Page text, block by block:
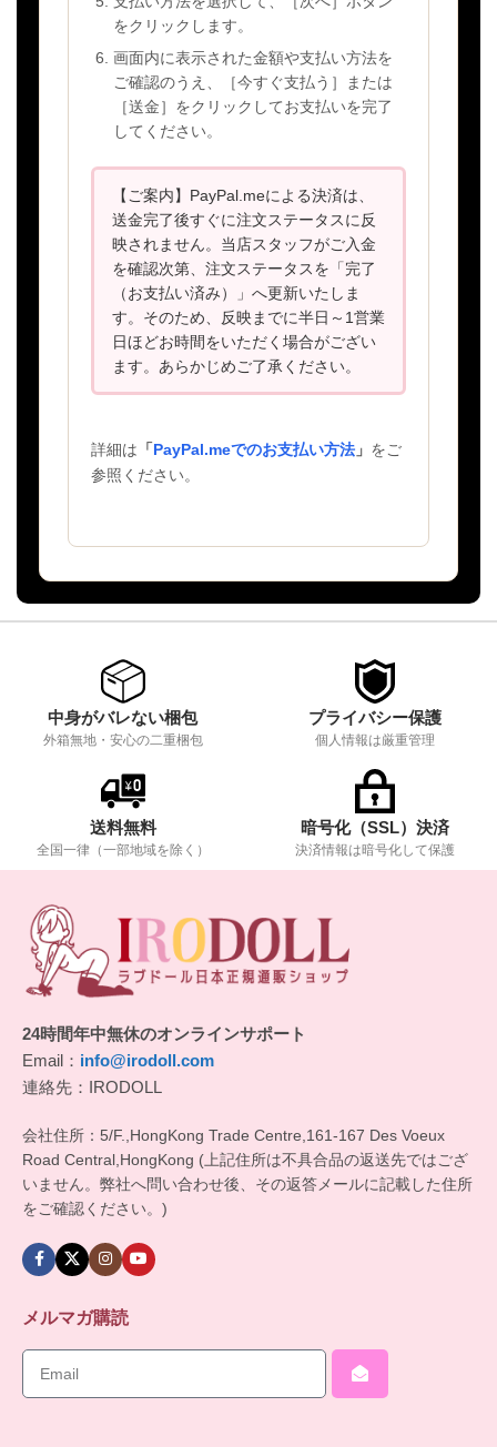
をクリックします。
画面内に表示された金額や支払い方法を
ご確認のうえ、［今すぐ支払う］または
［送金］をクリックしてお支払いを完了
してください。
【ご案内】PayPal.meによる決済は、
送金完了後すぐに注文ステータスに反
映されません。当店スタッフがご入金
を確認次第、注文ステータスを「完了
（お支払い済み）」へ更新いたしま
す。そのため、反映までに半日～1営業
日ほどお時間をいただく場合がござい
ます。あらかじめご了承ください。
詳細は 「 PayPal.meでのお支払い方法 」 をご
参照ください。
ご安心ポイント
中身がバレない梱包
外箱無地・安心の二重梱包
プライバシー保護
個人情報は厳重管理
送料無料
全国一律（一部地域を除く）
暗号化（SSL）決済
決済情報は暗号化して保護
24時間年中無休のオンラインサポート
Email： info@irodoll.com
連絡先：IRODOLL
会社住所：5/F.,HongKong Trade Centre,161-167 Des Voeux
Road Central,HongKong (上記住所は不具合品の返送先ではござ
いません。弊社へ問い合わせ後、その返答メールに記載した住所
をご確認ください。)
メルマガ購読